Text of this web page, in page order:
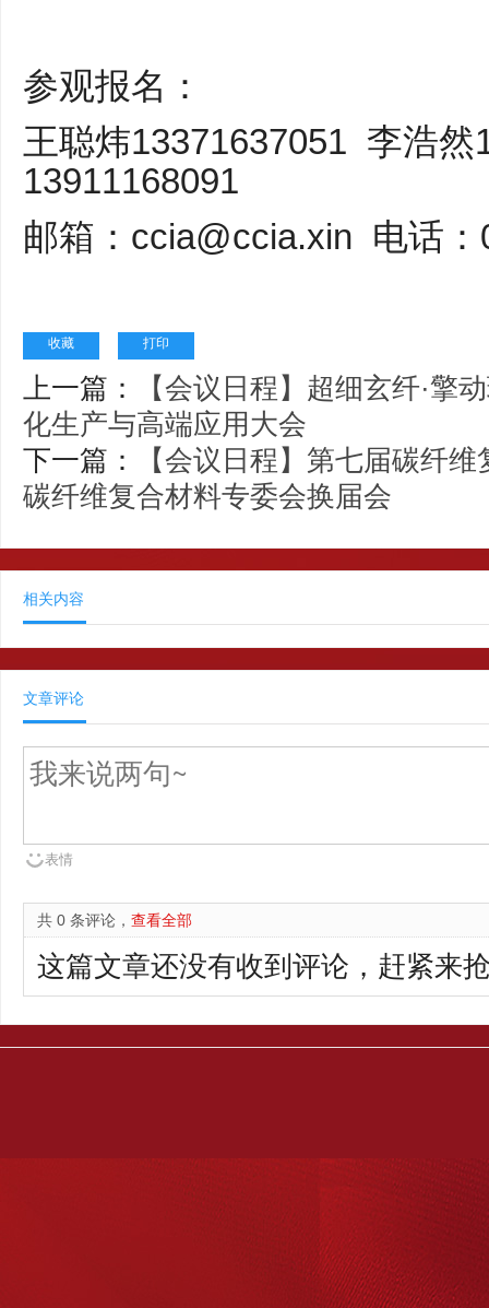
参观报名：
王聪炜13371637051 李浩
13911168091
邮箱：ccia@ccia.xin 电话：
收藏 打印
上一篇：
【会议日程】超细玄纤·擎
化生产与高端应用大会
下一篇：
【会议日程】第七届碳纤
碳纤维复合材料专委会换届会
相关内容
文章评论
表情
共 0 条评论， 查看全部
这篇文章还没有收到评论，赶紧来